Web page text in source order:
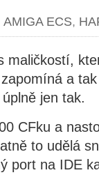
AMIGA ECS,
maličkostí,
a
jen tak.
CFku a
to udělá
port na IDE